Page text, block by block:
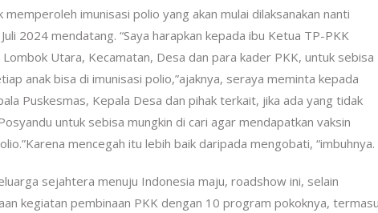
memperoleh imunisasi polio yang akan mulai dilaksanakan nanti
2024 mendatang. “Saya harapkan kepada ibu Ketua TP-PKK
Utara, Kecamatan, Desa dan para kader PKK, untuk sebisa
anak bisa di imunisasi polio,”ajaknya, seraya meminta kepada
Puskesmas, Kepala Desa dan pihak terkait, jika ada yang tidak
untuk sebisa mungkin di cari agar mendapatkan vaksin
mencegah itu lebih baik daripada mengobati, “imbuhnya.
sejahtera menuju Indonesia maju, roadshow ini, selain
kegiatan pembinaan PKK dengan 10 program pokoknya,